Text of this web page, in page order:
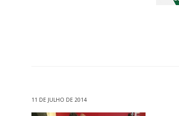
11 DE JULHO DE 2014